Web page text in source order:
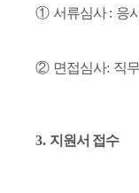
① 서류심사: 응
② 면접심사: 직
3. 지원서 접수